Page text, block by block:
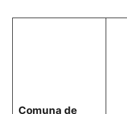
Comuna de